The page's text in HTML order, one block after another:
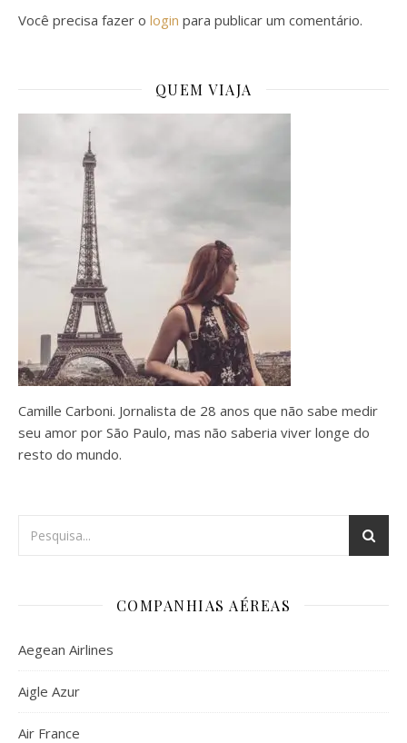
Você precisa fazer o login para publicar um comentário.
QUEM VIAJA
Camille Carboni. Jornalista de 28 anos que não sabe medir
seu amor por São Paulo, mas não saberia viver longe do
resto do mundo.
COMPANHIAS AÉREAS
Aegean Airlines
Aigle Azur
Air France